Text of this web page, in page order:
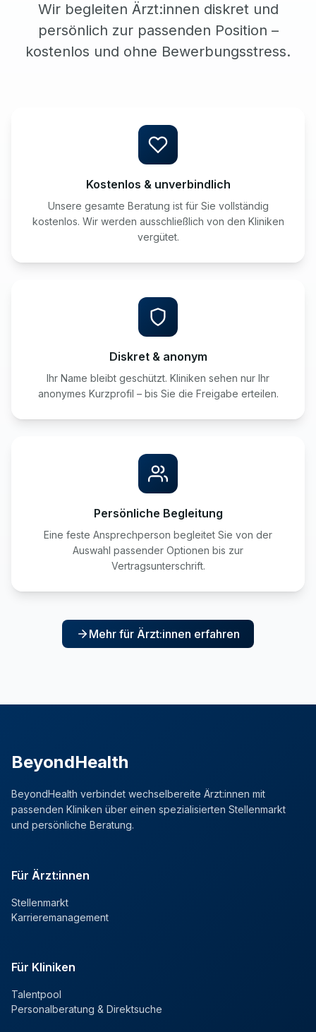
Wir begleiten Ärzt:innen diskret und
persönlich zur passenden Position –
kostenlos und ohne Bewerbungsstress.
Kostenlos & unverbindlich
Unsere gesamte Beratung ist für Sie vollständig
kostenlos. Wir werden ausschließlich von den Kliniken
vergütet.
Diskret & anonym
Ihr Name bleibt geschützt. Kliniken sehen nur Ihr
anonymes Kurzprofil – bis Sie die Freigabe erteilen.
Persönliche Begleitung
Eine feste Ansprechperson begleitet Sie von der
Auswahl passender Optionen bis zur
Vertragsunterschrift.
Mehr für Ärzt:innen erfahren
BeyondHealth
BeyondHealth verbindet wechselbereite Ärzt:innen mit
passenden Kliniken über einen spezialisierten Stellenmarkt
und persönliche Beratung.
Für Ärzt:innen
Stellenmarkt
Karrieremanagement
Für Kliniken
Talentpool
Personalberatung & Direktsuche